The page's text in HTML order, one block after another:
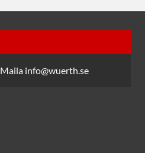
Maila info@wuerth.se